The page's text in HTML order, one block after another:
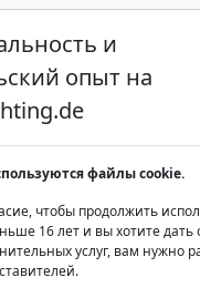
прогулка на
и
опыт на
файлы cookie.
чтобы продолжить
16 лет и вы хотите дать
услуг, вам нужно